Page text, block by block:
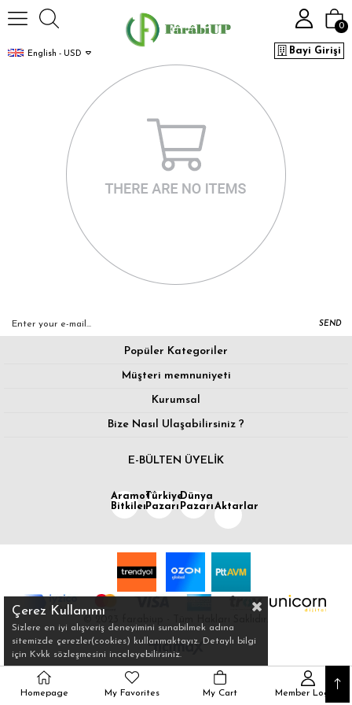
Bayi Girişi
English - USD
0
SEND
Popüler Kategoriler
Müşteri memnuniyeti
Kurumsal
Bize Nasıl Ulaşabilirsiniz ?
E-BÜLTEN ÜYELİK
Aramotik
Bitkiler
Türkiye
Pazarı
Dünya
PazarıAktarlar
Çerez Kullanımı
Sizlere en iyi alışveriş deneyimini sunabilmek adına
sitemizde çerezler(cookies) kullanmaktayız. Detaylı bilgi
için Kvkk sözleşmesini inceleyebilirsiniz.
Homepage My Favorites My Cart Member Log In